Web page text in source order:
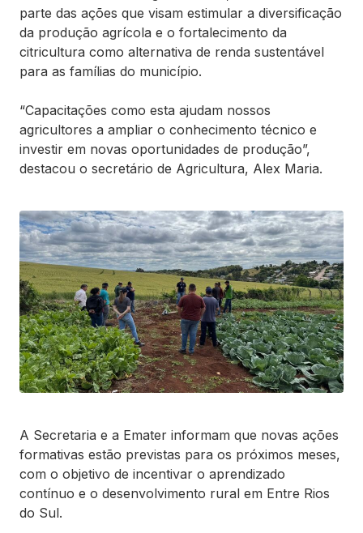
parte das ações que visam estimular a diversificação
da produção agrícola e o fortalecimento da
citricultura como alternativa de renda sustentável
para as famílias do município.
“Capacitações como esta ajudam nossos
agricultores a ampliar o conhecimento técnico e
investir em novas oportunidades de produção”,
destacou o secretário de Agricultura, Alex Maria.
A Secretaria e a Emater informam que novas ações
formativas estão previstas para os próximos meses,
com o objetivo de incentivar o aprendizado
contínuo e o desenvolvimento rural em Entre Rios
do Sul.